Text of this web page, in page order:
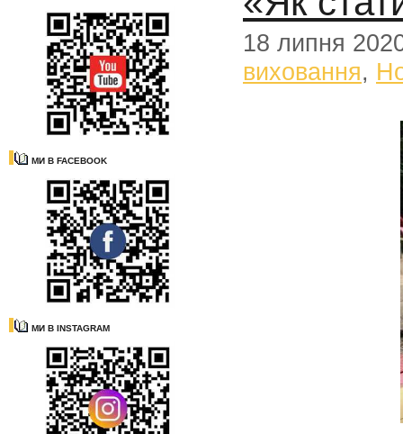
МИ В FACEBOOK
МИ В INSTAGRAM
18 липня
виховання,